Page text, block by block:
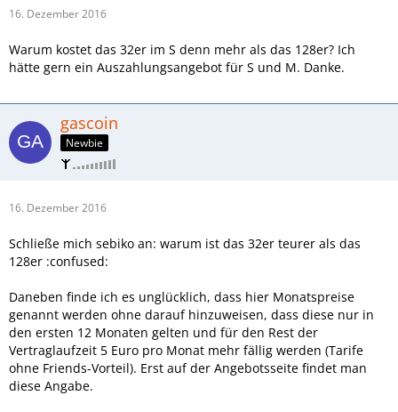
16. Dezember 2016
Warum kostet das 32er im S denn mehr als das 128er? Ich
hätte gern ein Auszahlungsangebot für S und M. Danke.
gascoin
Newbie
16. Dezember 2016
Schließe mich sebiko an: warum ist das 32er teurer als das
128er :confused:
Daneben finde ich es unglücklich, dass hier Monatspreise
genannt werden ohne darauf hinzuweisen, dass diese nur in
den ersten 12 Monaten gelten und für den Rest der
Vertraglaufzeit 5 Euro pro Monat mehr fällig werden (Tarife
ohne Friends-Vorteil). Erst auf der Angebotsseite findet man
diese Angabe.